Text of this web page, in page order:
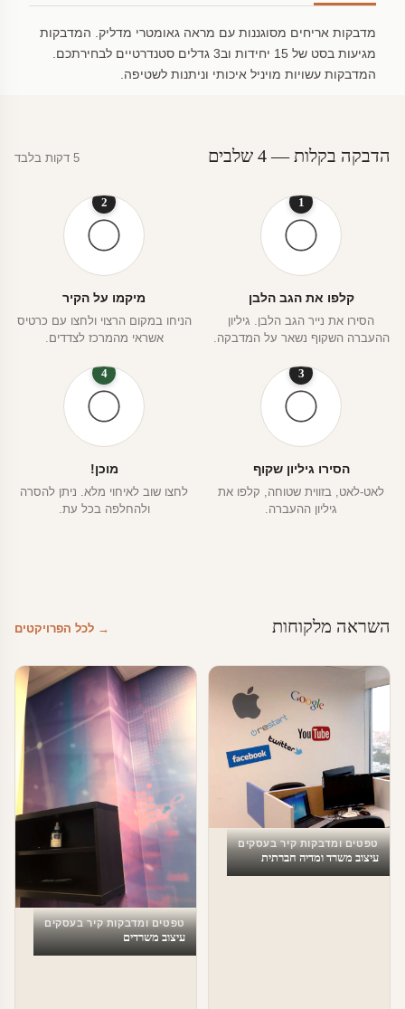
מדבקות אריחים מסוגננות עם מראה גאומטרי מדליק. המדבקות
מגיעות בסט של 15 יחידות וב3 גדלים סטנדרטיים לבחירתכם.
המדבקות עשויות מויניל איכותי וניתנות לשטיפה.
הדבקה בקלות — 4 שלבים 5 דקות בלבד
1
קלפו את הגב הלבן
הסירו את נייר הגב הלבן. גיליון
ההעברה השקוף נשאר על המדבקה.
2
מיקמו על הקיר
הניחו במקום הרצוי ולחצו עם כרטיס
אשראי מהמרכז לצדדים.
3
הסירו גיליון שקוף
לאט-לאט, בזווית שטוחה, קלפו את
גיליון ההעברה.
4
מוכן!
לחצו שוב לאיחוי מלא. ניתן להסרה
ולהחלפה בכל עת.
השראה מלקוחות → לכל הפרויקטים
טפטים ומדבקות קיר בעסקים
עיצוב משרד ומדיה חברתית
טפטים ומדבקות קיר בעסקים
עיצוב משרדים